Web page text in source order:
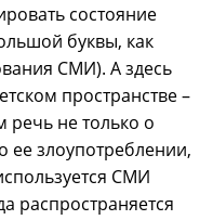
состояние
буквы, как
СМИ). А здесь
пространстве –
не только о
злоупотреблении,
СМИ
распространяется